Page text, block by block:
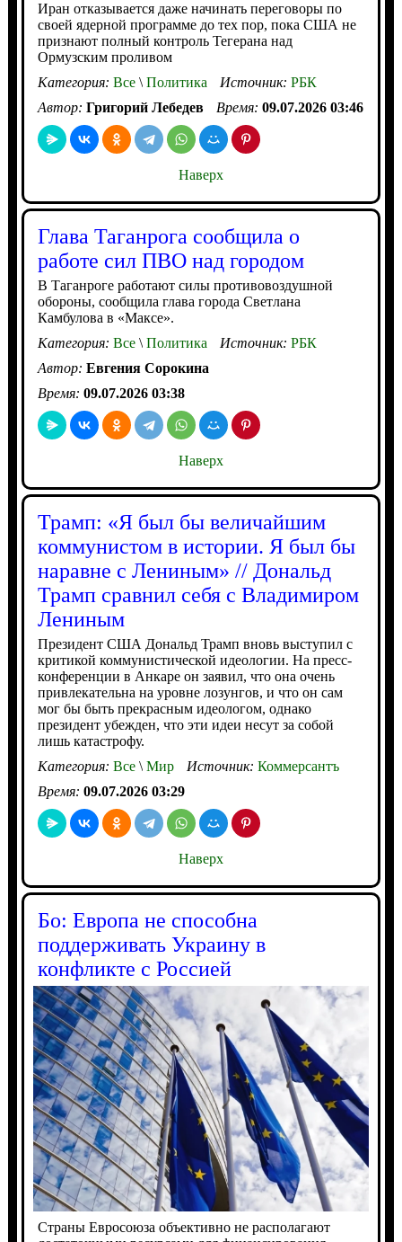
Иран отказывается даже начинать переговоры по
своей ядерной программе до тех пор, пока США не
признают полный контроль Тегерана над
Ормузским проливом
Категория: Все\Политика Источник: РБК
Автор: Григорий Лебедев Время: 09.07.2026 03:46
Наверх
Глава Таганрога сообщила о
работе сил ПВО над городом
В Таганроге работают силы противовоздушной
обороны, сообщила глава города Светлана
Камбулова в «Максе».
Категория: Все\Политика Источник: РБК
Автор: Евгения Сорокина
Время: 09.07.2026 03:38
Наверх
Трамп: «Я был бы величайшим
коммунистом в истории. Я был бы
наравне с Лениным» // Дональд
Трамп сравнил себя с Владимиром
Лениным
Президент США Дональд Трамп вновь выступил с
критикой коммунистической идеологии. На пресс-
конференции в Анкаре он заявил, что она очень
привлекательна на уровне лозунгов, и что он сам
мог бы быть прекрасным идеологом, однако
президент убежден, что эти идеи несут за собой
лишь катастрофу.
Категория: Все\Мир Источник: Коммерсантъ
Время: 09.07.2026 03:29
Наверх
Бо: Европа не способна
поддерживать Украину в
конфликте с Россией
Страны Евросоюза объективно не располагают